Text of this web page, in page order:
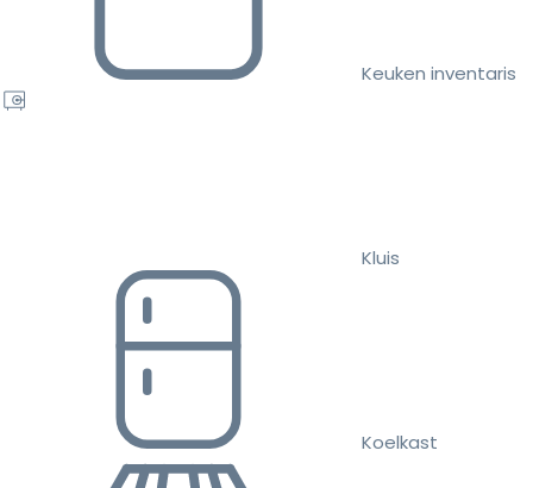
Keuken inventaris
Kluis
Koelkast